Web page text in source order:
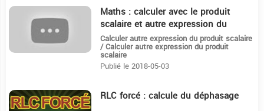
Maths : calculer avec le produit
scalaire et autre expression du
produit scalaire
Calculer autre expression du produit scalaire
/ Calculer autre expression du produit
scalaire
Publié le 2018-05-03
12:55 RLC forcé : calcule du déphasage